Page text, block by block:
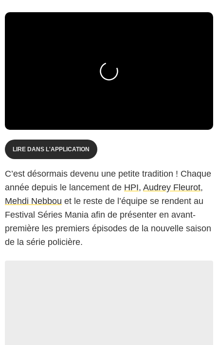
LIRE DANS L'APPLICATION
C’est désormais devenu une petite tradition ! Chaque
année depuis le lancement de HPI, Audrey Fleurot,
Mehdi Nebbou et le reste de l’équipe se rendent au
Festival Séries Mania afin de présenter en avant-
première les premiers épisodes de la nouvelle saison
de la série policière.